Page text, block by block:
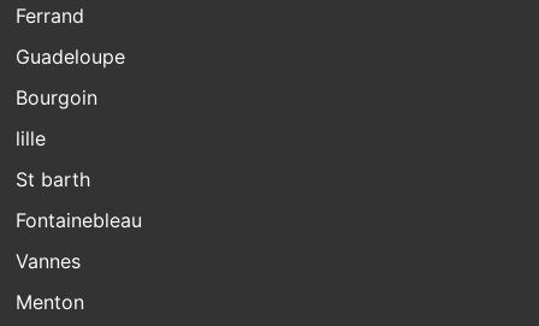
Ferrand
Guadeloupe
Bourgoin
lille
St barth
Fontainebleau
Vannes
Menton